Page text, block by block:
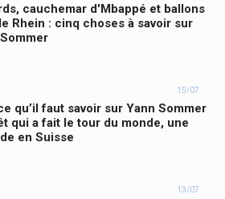
cauchemar d'Mbappé et ballons
Rhein : cinq choses à savoir sur
15/07
qu’il faut savoir sur Yann Sommer
qui a fait le tour du monde, une
en Suisse
13/07